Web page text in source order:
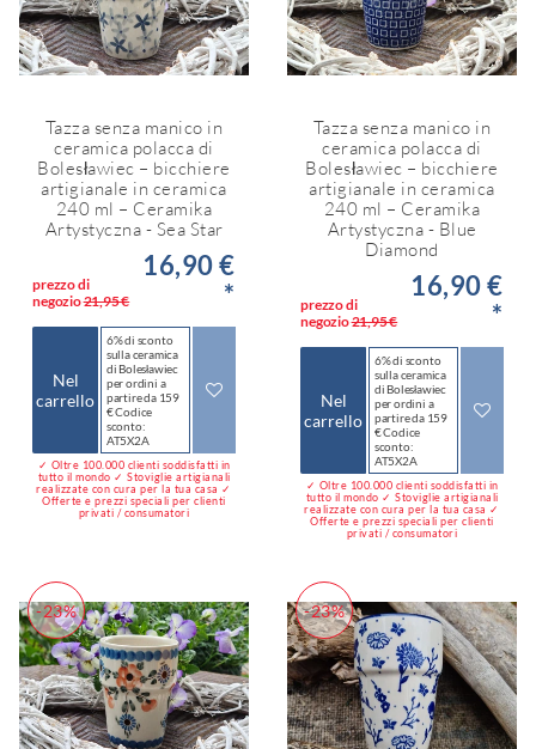
Tazza senza manico in
ceramica polacca di
Bolesławiec – bicchiere
artigianale in ceramica
240 ml – Ceramika
Artystyczna - Sea Star
prezzo di
negozio21,95 €
16,90 €
*
Nel
carrello
6% di sconto
sulla ceramica
di Bolesławiec
per ordini a
partire da 159
€ Codice
sconto:
AT5X2A
✓ Oltre 100.000 clienti soddisfatti in
tutto il mondo ✓ Stoviglie artigianali
realizzate con cura per la tua casa ✓
Offerte e prezzi speciali per clienti
privati / consumatori
Tazza senza manico in
ceramica polacca di
Bolesławiec – bicchiere
artigianale in ceramica
240 ml – Ceramika
Artystyczna - Blue
Diamond
prezzo di
negozio21,95 €
16,90 €
*
Nel
carrello
6% di sconto
sulla ceramica
di Bolesławiec
per ordini a
partire da 159
€ Codice
sconto:
AT5X2A
✓ Oltre 100.000 clienti soddisfatti in
tutto il mondo ✓ Stoviglie artigianali
realizzate con cura per la tua casa ✓
Offerte e prezzi speciali per clienti
privati / consumatori
-23% -23%